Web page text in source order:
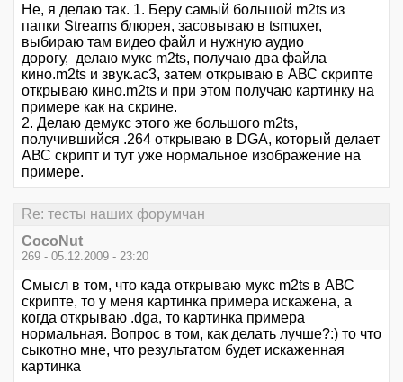
Не, я делаю так. 1. Беру самый большой m2ts из
папки Streams блюрея, засовываю в tsmuxer,
выбираю там видео файл и нужную аудио
дорогу, делаю мукс m2ts, получаю два файла
кино.m2ts и звук.ac3, затем открываю в АВС скрипте
открываю кино.m2ts и при этом получаю картинку на
примере как на скрине.
2. Делаю демукс этого же большого m2ts,
получившийся .264 открываю в DGA, который делает
АВС скрипт и тут уже нормальное изображение на
примере.
Re: тесты наших форумчан
CocoNut
269 - 05.12.2009 - 23:20
Смысл в том, что када открываю мукс m2ts в АВС
скрипте, то у меня картинка примера искажена, а
когда открываю .dga, то картинка примера
нормальная. Вопрос в том, как делать лучше?:) то что
сыкотно мне, что результатом будет искаженная
картинка